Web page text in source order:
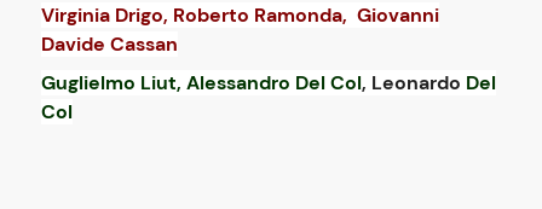
Virginia Drigo, Roberto Ramonda, Giovanni
Davide Cassan
Guglielmo Liut, Alessandro Del Col, Leonardo Del
Col